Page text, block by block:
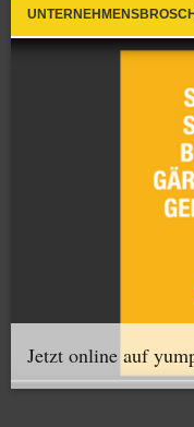
Jetzt online auf